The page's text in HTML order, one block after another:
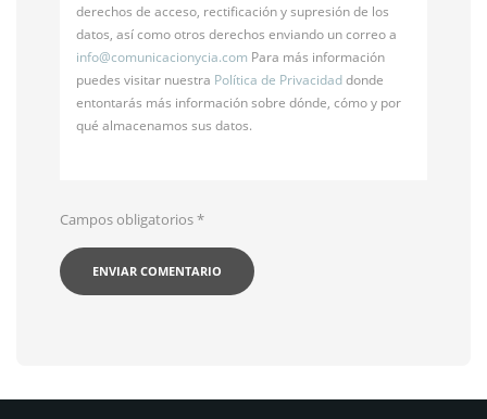
derechos de acceso, rectificación y supresión de los
datos, así como otros derechos enviando un correo a
info@comunicacionycia.com Para más información
puedes visitar nuestra Política de Privacidaddonde
entontarás más información sobre dónde, cómo y por
qué almacenamos sus datos.
Campos obligatorios*